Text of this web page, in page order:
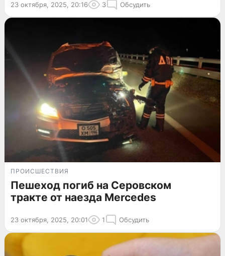
23 октября, 2025, 20:16 3 Обсудить
ПРОИСШЕСТВИЯ
Пешеход погиб на Серовском
тракте от наезда Mercedes
23 октября, 2025, 20:01 1 Обсудить